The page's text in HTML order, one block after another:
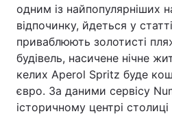
одним із найпопулярніших
відпочинку, йдеться у
приваблюють золотисті
будівель, насичене нічне
келих Aperol Spritz буде
євро. За даними сервісу
історичному центрі